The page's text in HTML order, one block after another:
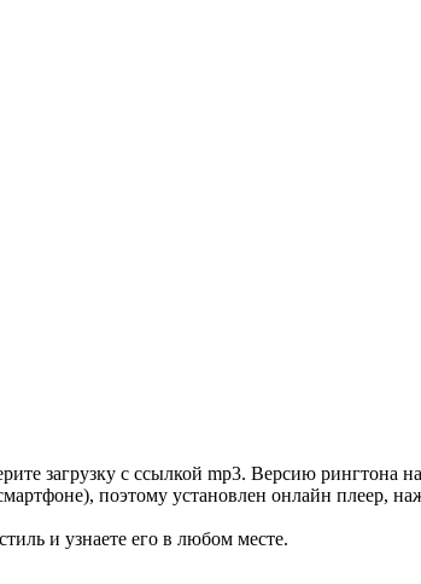
загрузку с ссылкой mp3. Версию рингтона
поэтому установлен онлайн плеер,
и узнаете его в любом месте.